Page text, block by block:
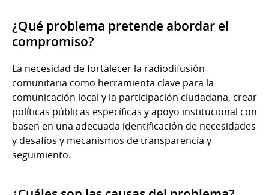
¿Qué problema pretende abordar el
compromiso?
La necesidad de fortalecer la radiodifusión
comunitaria como herramienta clave para la
comunicación local y la participación ciudadana, crear
políticas públicas específicas y apoyo institucional con
basen en una adecuada identificación de necesidades
y desafíos y mecanismos de transparencia y
seguimiento.